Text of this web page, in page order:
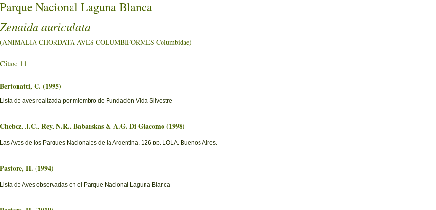
Parque Nacional Laguna Blanca
Zenaida auriculata
(ANIMALIA CHORDATA AVES COLUMBIFORMES Columbidae)
Citas: 11
Bertonatti, C. (1995)
Lista de aves realizada por miembro de Fundación Vida Silvestre
Chebez, J.C., Rey, N.R., Babarskas & A.G. Di Giacomo (1998)
Las Aves de los Parques Nacionales de la Argentina. 126 pp. LOLA. Buenos Aires.
Pastore, H. (1994)
Lista de Aves observadas en el Parque Nacional Laguna Blanca